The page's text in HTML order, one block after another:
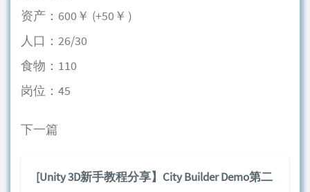
资产：600￥ (+50￥）
人口：26/30
食物：110
岗位：45
下一篇
[Unity 3D新手教程分享】City Builder Demo第二